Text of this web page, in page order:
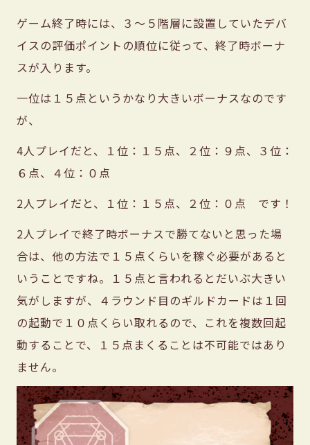
ゲーム終了時には、３〜５階層に設置していたデバ
イスの評価ポイントの順位に従って、終了時ボーナ
スが入ります。
一位は１５点というかなり大きいボーナスなのです
が、
4人プレイだと、１位：１５点、２位：９点、３位：
６点、４位：０点
2人プレイだと、１位：１５点、２位：０点 です！
2人プレイで終了時ボーナスで勝てないと思った場
合は、他の方法で１５点くらいを稼ぐ必要があると
いうことですね。１５点と言われるとだいぶ大きい
気がしますが、４ラウンド目のギルドカードは１回
の起動で１０点くらい取れるので、これを複数回起
動することで、１５点まくることは不可能ではあり
ません。